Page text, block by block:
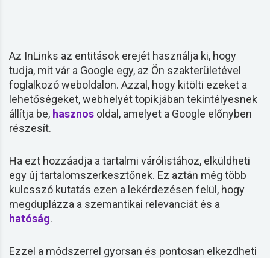
Az InLinks az entitások erejét használja ki, hogy
tudja, mit vár a Google egy, az Ön szakterületével
foglalkozó weboldalon. Azzal, hogy kitölti ezeket a
lehetőségeket, webhelyét topikjában tekintélyesnek
állítja be, hasznos oldal, amelyet a Google előnyben
részesít.
Ha ezt hozzáadja a tartalmi várólistához, elküldheti
egy új tartalomszerkesztőnek. Ez aztán még több
kulcsszó kutatás ezen a lekérdezésen felül, hogy
megduplázza a szemantikai relevanciát és a
hatóság.
Ezzel a módszerrel gyorsan és pontosan elkezdheti